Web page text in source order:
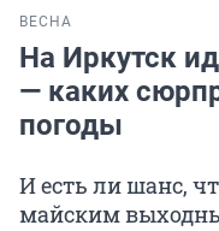
ВЕСНА
На Иркутск
— каких
погоды
И есть ли шанс,
майским